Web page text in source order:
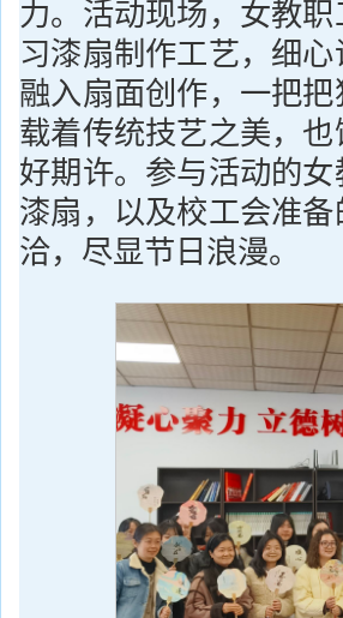
力。活动现场，女教
习漆扇制作工艺，细
融入扇面创作，一把
载着传统技艺之美，
好期许。参与活动的
漆扇，以及校工会准
洽，尽显节日浪漫。